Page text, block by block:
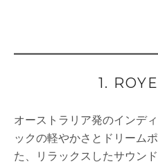
1.
オーストラリア発のインデ
ックの軽やかさとドリーム
た、リラックスしたサウンド